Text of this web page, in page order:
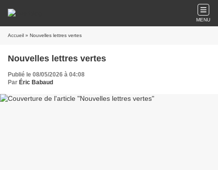
MENU
Accueil » Nouvelles lettres vertes
Nouvelles lettres vertes
Publié le 08/05/2026 à 04:08
Par Éric Babaud